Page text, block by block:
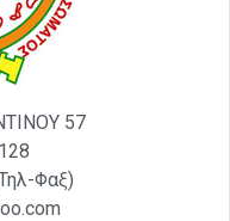
57
Φαξ)